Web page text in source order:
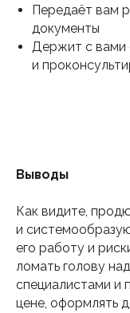
Передаёт вам
документы
Держит с вами
и
Выводы
Как видите,
и
его работу и
ломать голову
специалистами и
цене, оформлять